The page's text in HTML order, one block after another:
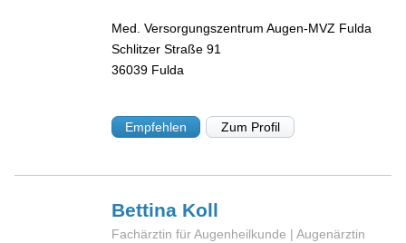
Med. Versorgungszentrum Augen-MVZ Fulda
Schlitzer Straße 91
36039 Fulda
Empfehlen Zum Profil
Bettina Koll
Fachärztin für Augenheilkunde | Augenärztin